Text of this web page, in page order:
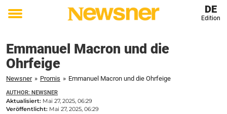
Toggle
DE
Edition
Emmanuel Macron und die
Ohrfeige
Newsner » Promis » Emmanuel Macron und die Ohrfeige
AUTHOR: NEWSNER
Aktualisiert: Mai 27, 2025, 06:29
Veröffentlicht: Mai 27, 2025, 06:29